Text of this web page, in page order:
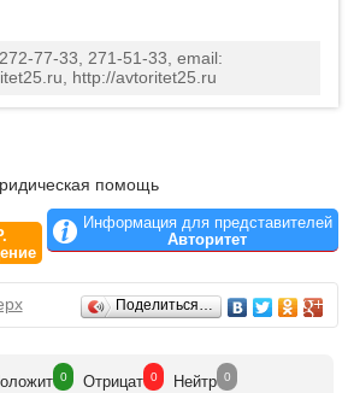
77-33, 271-51-33, email:
http://avtoritet25.ru
помощь
Информация для представителей
Авторитет
Поделиться…
0 Отрицат 0 Нейтр 0